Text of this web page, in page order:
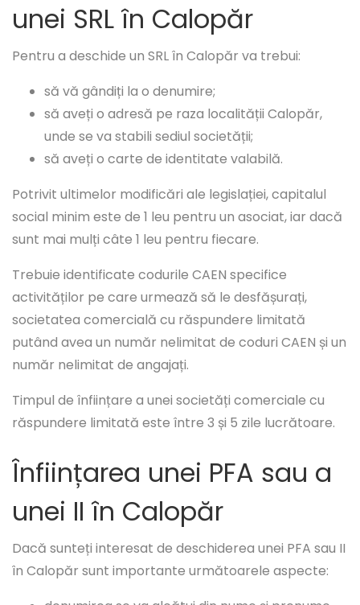
unei SRL în Calopăr
Pentru a deschide un SRL în Calopăr va trebui:
să vă gândiți la o denumire;
să aveți o adresă pe raza localității Calopăr,
unde se va stabili sediul societății;
să aveți o carte de identitate valabilă.
Potrivit ultimelor modificări ale legislației, capitalul
social minim este de 1 leu pentru un asociat, iar dacă
sunt mai mulți câte 1 leu pentru fiecare.
Trebuie identificate codurile CAEN specifice
activităților pe care urmează să le desfășurați,
societatea comercială cu răspundere limitată
putând avea un număr nelimitat de coduri CAEN și un
număr nelimitat de angajați.
Timpul de înființare a unei societăți comerciale cu
răspundere limitată este între 3 și 5 zile lucrătoare.
Înființarea unei PFA sau a
unei II în Calopăr
Dacă sunteți interesat de deschiderea unei PFA sau II
în Calopăr sunt importante următoarele aspecte: